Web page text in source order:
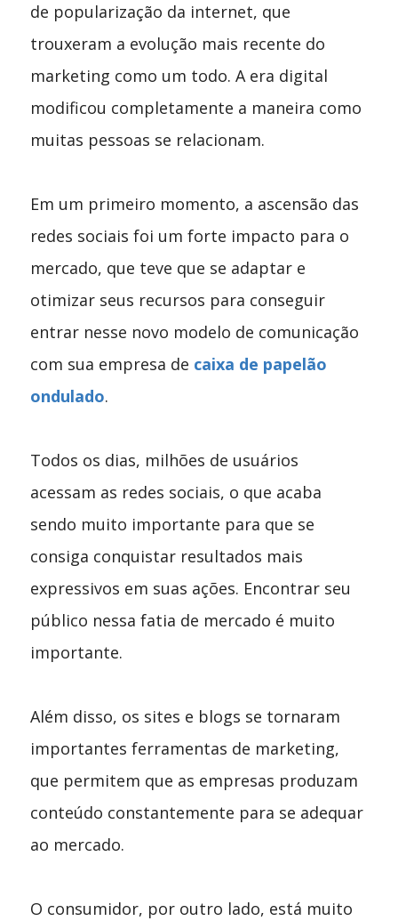
de popularização da internet, que
trouxeram a evolução mais recente do
marketing como um todo. A era digital
modificou completamente a maneira como
muitas pessoas se relacionam.
Em um primeiro momento, a ascensão das
redes sociais foi um forte impacto para o
mercado, que teve que se adaptar e
otimizar seus recursos para conseguir
entrar nesse novo modelo de comunicação
com sua empresa de caixa de papelão
ondulado.
Todos os dias, milhões de usuários
acessam as redes sociais, o que acaba
sendo muito importante para que se
consiga conquistar resultados mais
expressivos em suas ações. Encontrar seu
público nessa fatia de mercado é muito
importante.
Além disso, os sites e blogs se tornaram
importantes ferramentas de marketing,
que permitem que as empresas produzam
conteúdo constantemente para se adequar
ao mercado.
O consumidor, por outro lado, está muito